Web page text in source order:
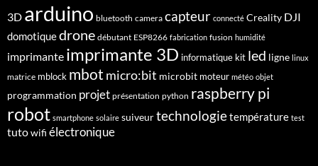
3D arduino bluetooth camera capteur connecté Creality DJI
domotiquedrone débutant ESP8266 fabrication fusion humidité
imprimante imprimante 3D informatique kit led ligne linux
matrice mblock mbot micro:bit microbit moteur météo objet
programmation projet présentation python raspberry pi
robot smartphone solaire suiveurtechnologietempérature test
tutowifi électronique